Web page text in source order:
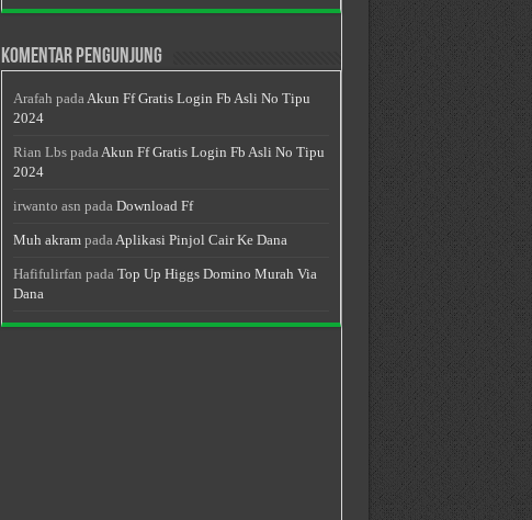
Komentar Pengunjung
Arafah padaAkun Ff Gratis Login Fb Asli No Tipu
2024
Rian LbspadaAkun Ff Gratis Login Fb Asli No Tipu
2024
irwanto asn pada Download Ff
Muh akrampadaAplikasi Pinjol Cair Ke Dana
Hafifulirfan pada Top Up Higgs Domino Murah Via
Dana